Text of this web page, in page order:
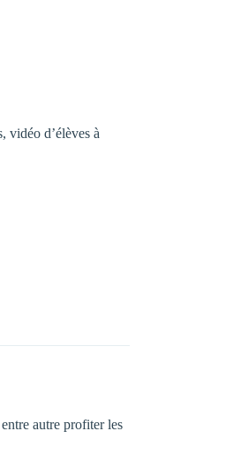
vidéo d’élèves à
autre profiter les